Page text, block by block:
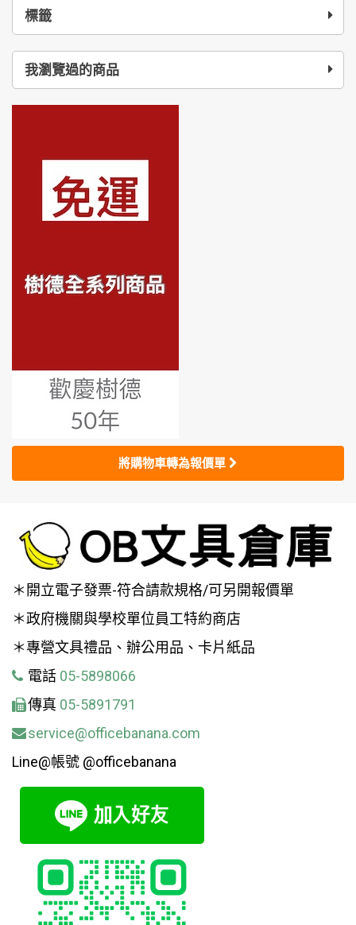
標籤
我瀏覽過的商品
將購物車轉為報價單
＊開立電子發票-符合請款規格/可另開報價單
＊政府機關與學校單位員工特約商店
＊專營文具禮品、辦公用品、卡片紙品
電話 05-5898066
傳真 05-5891791
service@officebanana.com
Line@帳號 @officebanana